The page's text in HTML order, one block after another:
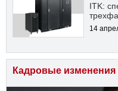
ITK:
14
Кадровые изменения